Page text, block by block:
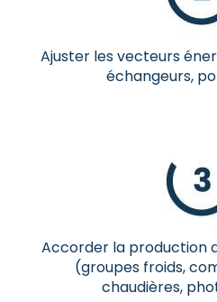
Ajuster les vecteurs
échangeurs,
Accorder la production
(groupes froids,
chaudières,